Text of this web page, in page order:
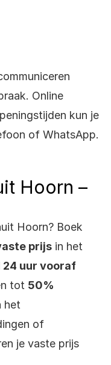
Online
kun je
of WhatsApp.
Hoorn –
Hoorn? Boek
prijs in het
24 uur vooraf
tot 50%
het
of
je vaste prijs